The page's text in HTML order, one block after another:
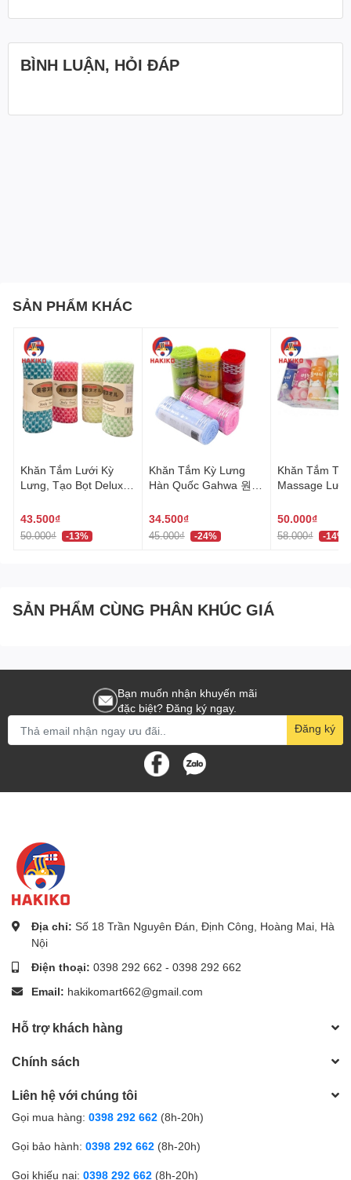
BÌNH LUẬN, HỎI ĐÁP
SẢN PHẨM KHÁC
Khăn Tắm Lưới Kỳ
Lưng, Tạo Bọt Deluxe
올
43.500₫
50.000₫ -13%
Khăn Tắm Kỳ Lưng
Hàn Quốc Gahwa 원샤
34.500₫
45.000₫ -24%
Khăn Tắm
Massage
hoa dài 30x95 cm 버블
샤워타올
50.000₫
58.000₫ -14%
SẢN PHẨM CÙNG PHÂN KHÚC GIÁ
Bạn muốn nhận khuyến mãi
đặc biệt? Đăng ký ngay.
Đăng ký
Địa chỉ: Số 18 Trần Nguyên Đán, Định Công, Hoàng Mai, Hà
Nội
Điện thoại: 0398 292 662 - 0398 292 662
Email: hakikomart662@gmail.com
Hỗ trợ khách hàng
Chính sách
Liên hệ với chúng tôi
Gọi mua hàng: 0398 292 662 (8h-20h)
Gọi bảo hành: 0398 292 662 (8h-20h)
Gọi khiếu nại: 0398 292 662 (8h-20h)